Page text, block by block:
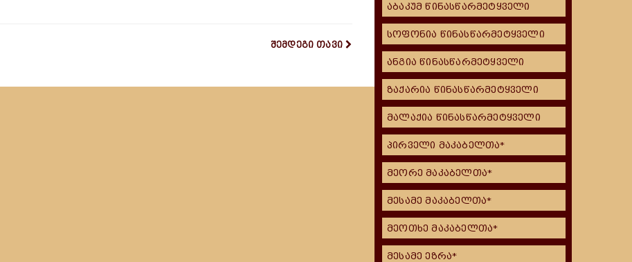
შემდეგი თავი
აბაკუმ წინასწარმეტყველი
სოფონია წინასწარმეტყველი
ანგია წინასწარმეტყველი
ზაქარია წინასწარმეტყველი
მალაქია წინასწარმეტყველი
პირველი მაკაბელთა*
მეორე მაკაბელთა*
მესამე მაკაბელთა*
მეოთხე მაკაბელთა*
მესამე ეზრა*